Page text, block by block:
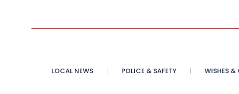
LOCAL NEWS POLICE & SAFETY WISHES &